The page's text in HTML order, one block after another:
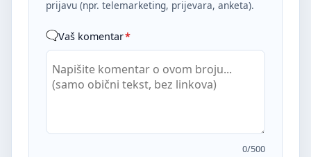
prijavu (npr. telemarketing, prijevara, anketa).
Vaš komentar*
0/500